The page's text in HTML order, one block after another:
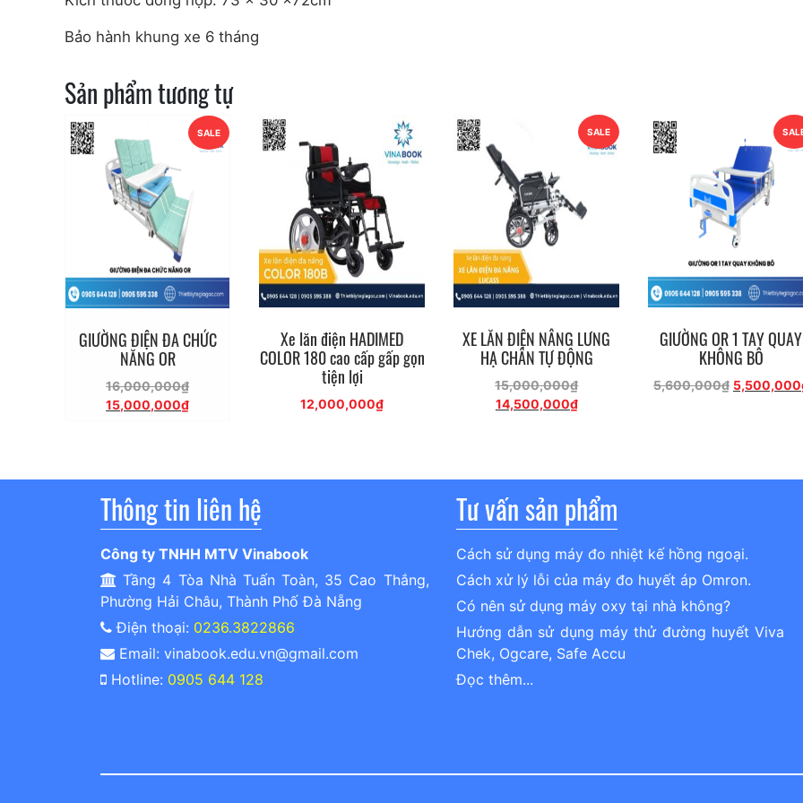
Bảo hành khung xe 6 tháng
Sản phẩm tương tự
SALE
GIƯỜNG ĐIỆN ĐA CHỨC
NĂNG OR
16,000,000₫Giá
gốc
15,000,000₫Giá
15,000,000₫.
Xe lăn điện HADIMED
COLOR 180 cao cấp gấp gọn
tiện lợi
12,000,000₫
SALE
XE LĂN ĐIỆN NÂNG LƯNG
HẠ CHÂN TỰ ĐỘNG
15,000,000₫Giá
gốc
14,500,000₫Giá
14,500,000₫.
GIƯỜNG OR 1 TAY QUAY
KHÔNG BÔ
5,600,000₫ Giá
5,500,000
Thông tin liên hệ
Công ty TNHH MTV Vinabook
Tầng 4 Tòa Nhà Tuấn Toàn, 35 Cao Thắng,
Phường Hải Châu, Thành Phố Đà Nẵng
Điện thoại: 0236.3822866
Email: vinabook.edu.vn@gmail.com
Hotline: 0905 644 128
Tư vấn sản phẩm
Cách sử dụng máy đo nhiệt kế hồng ngoại.
Cách xử lý lỗi của máy đo huyết áp Omron.
Có nên sử dụng máy oxy tại nhà không?
Hướng dẫn sử dụng máy thử đường huyết Viva
Chek, Ogcare, Safe Accu
Đọc thêm...